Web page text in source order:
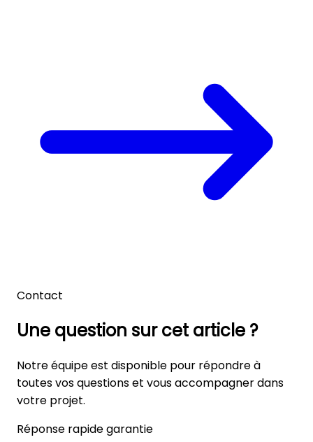
Contact
Une question sur cet article ?
Notre équipe est disponible pour répondre à
toutes vos questions et vous accompagner dans
votre projet.
Réponse rapide garantie